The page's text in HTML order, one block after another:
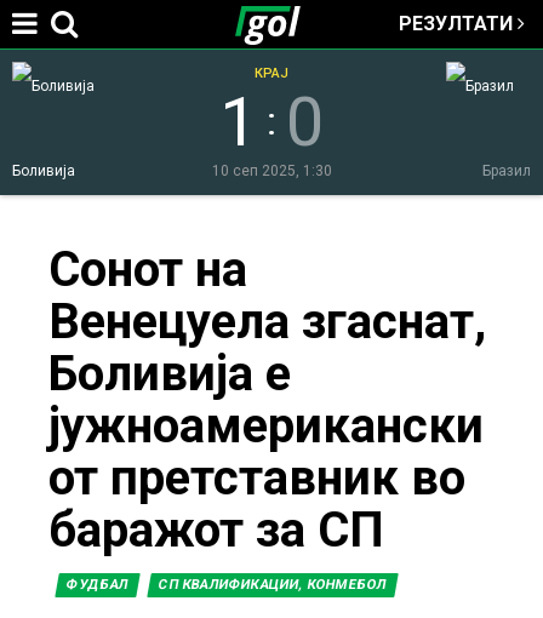
Jump to navigation
РЕЗУЛТАТИ
Боливија Бразил
1 : 0
КРАЈ
10 сеп 2025, 1:30
Сонот на
Венецуела згаснат,
Боливија е
јужноамерикански
от претставник во
баражот за СП
ФУДБАЛ СП КВАЛИФИКАЦИИ, КОНМЕБОЛ